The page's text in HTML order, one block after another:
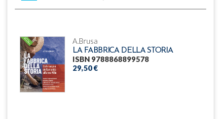
A.Brusa
LA FABBRICA DELLA STORIA
ISBN 9788868899578
29,50 €